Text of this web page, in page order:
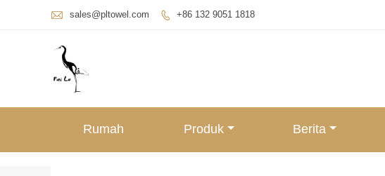
 sales@pltowel.com  +86 132 9051 1818
Rumah Produk Berita